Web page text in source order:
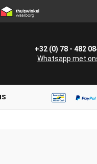
+32 (0) 78 - 482
Whatsapp met